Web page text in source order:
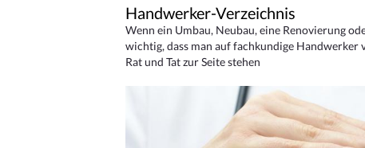
Handwerker-Verzeichnis
Wenn ein Umbau, Neubau, eine Renovierung
wichtig, dass man auf fachkundige Handwerker
Rat und Tat zur Seite stehen